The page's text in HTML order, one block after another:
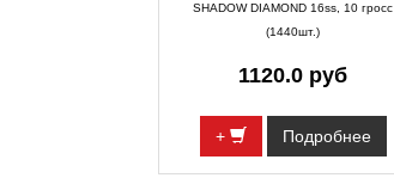
SHADOW DIAMOND 16ss, 10 гросс
(1440шт.)
1120.0 руб
+ Подробнее